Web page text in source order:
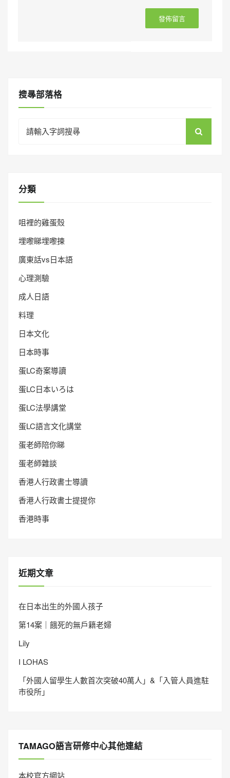
搜㝷部落格
for:
分類
咀裡的雞蛋殼
埋嚟睇埋嚟揀
廣東話vs日本語
心理測驗
成人日語
料理
日本文化
日本時事
蛋LC奇案導讀
蛋LC日本いろは
蛋LC法學講堂
蛋LC語言文化講堂
蛋老師陪你睇
蛋老師雜談
香港人行政書士導讀
香港人行政書士提提你
香港時事
近期文章
在日本出生的外國人孩子
第14案｜餓死的無戶籍老婦
Lily
I LOHAS
「外國人留學生人數首次突破40萬人」&「入管人員進駐
市役所」
TAMAGO語言研修中心其他連結
本校官方網站